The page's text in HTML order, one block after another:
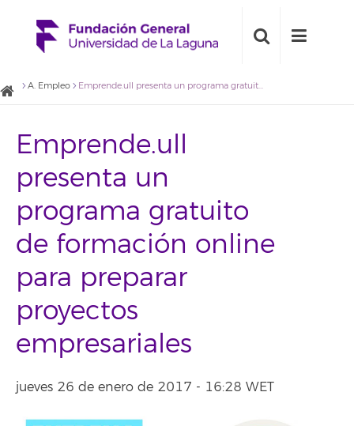
A. Empleo Emprende.ull presenta un programa gratuito de formación online para preparar proyectos empresariales
Emprende.ull
presenta un
programa gratuito
de formación online
para preparar
proyectos
empresariales
jueves 26 de enero de 2017 - 16:28 WET